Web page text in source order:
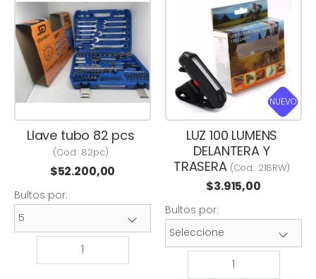
Llave tubo 82 pcs
(Cod.: 82pc)
$52.200,00
Bultos por:
NUEVO
LUZ 100 LUMENS
DELANTERA Y
TRASERA(Cod.: 218RW)
$3.915,00
Bultos por: